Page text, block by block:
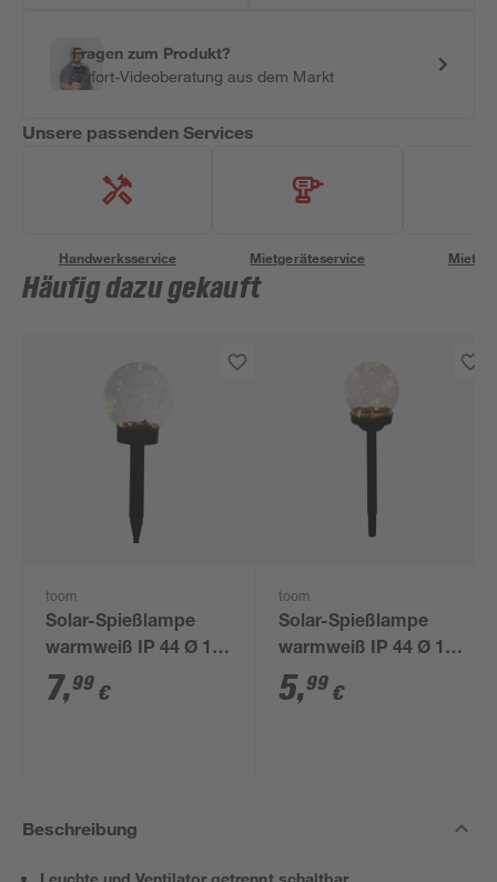
Fragen zum Produkt?
Sofort-Videoberatung aus dem Markt
Unsere passenden Services
Handwerksservice Mietgeräteservice
Häufig dazu gekauft
toom
Solar-Spießlampe
warmweiß IP 44 Ø 15
x 44 cm
7,99 €
toom
Solar-Spießlampe
warmweiß IP 44 Ø 10
x 39 cm
5,99 €
Beschreibung
Leuchte und Ventilator getrennt schaltbar